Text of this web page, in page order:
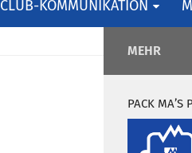
CLUB-KOMMUNIKATION
MEHR
PACK MA’S